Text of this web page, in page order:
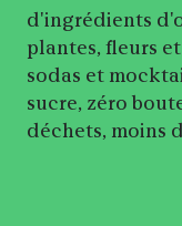
d'ingrédients
plantes, fleurs
sodas et
sucre, zéro
déchets, moins